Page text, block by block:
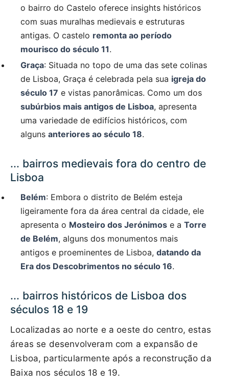
o bairro do Castelo oferece insights históricos
com suas muralhas medievais e estruturas
antigas. O castelo remonta ao período
mourisco do século 11.
Graça: Situada no topo de uma das sete colinas
de Lisboa, Graça é celebrada pela sua igreja do
século 17 e vistas panorâmicas. Como um dos
subúrbios mais antigos de Lisboa, apresenta
uma variedade de edifícios históricos, com
alguns anteriores ao século 18.
... bairros medievais fora do centro de
Lisboa
Belém: Embora o distrito de Belém esteja
ligeiramente fora da área central da cidade, ele
apresenta o Mosteiro dos Jerónimos e a Torre
de Belém, alguns dos monumentos mais
antigos e proeminentes de Lisboa, datando da
Era dos Descobrimentos no século 16.
... bairros históricos de Lisboa dos
séculos 18 e 19
Localizadas ao norte e a oeste do centro, estas
áreas se desenvolveram com a expansão de
Lisboa, particularmente após a reconstrução da
Baixa nos séculos 18 e 19.